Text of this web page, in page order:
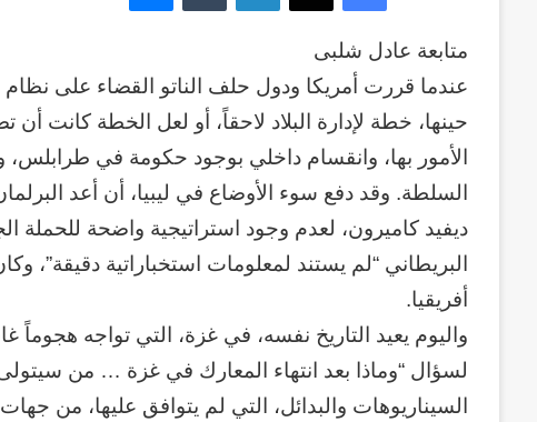
متابعة عادل شلبى
حينها، خطة لإدارة البلاد لاحقاً، أو لعل الخطة كانت
الأمور بها، وانقسام داخلي بوجود حكومة في
السلطة. وقد دفع سوء الأوضاع في ليبيا، أن أعد
ديفيد كاميرون، لعدم وجود استراتيجية واضحة للحملة
البريطاني “لم يستند لمعلومات استخباراتية دقيقة”،
أفريقيا.
واليوم يعيد التاريخ نفسه، في غزة، التي تواجه هجوماً
لسؤال “وماذا بعد انتهاء المعارك في غزة … من
السيناريوهات والبدائل، التي لم يتوافق عليها، من